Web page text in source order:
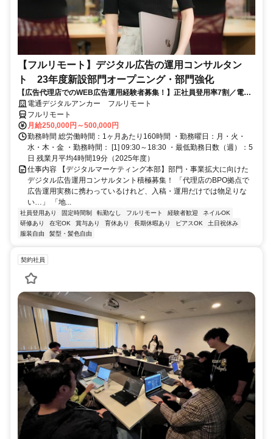
【フルリモート】デジタル広告の運用コンサルタン
ト 23年度新設部門オープニング・部門強化
【広告代理店でのWEB広告運用経験者募集！】正社員登用率7割／電通
G／全国×完全在宅／年休126日・土日祝休み／残業月平均4時間19分
電通デジタルアンカー フルリモート
フルリモート
月給250,000円～500,000円
勤務時間 総労働時間：1ヶ月あたり160時間 ・勤務曜日：月・火・
水・木・金 ・勤務時間： [1] 09:30～18:30 ・最低勤務日数（週）：5
日 残業月平均4時間19分（2025年度）
仕事内容 【デジタルマーケティング本部】部門・事業拡大に向けた
デジタル広告運用コンサルタント積極募集！ 「代理店のBPO拠点で
広告運用実務に携わっているけれど、入稿・運用だけでは物足りな
い…」 「地...
社員登用あり 固定時間制 転勤なし フルリモート 経験者歓迎
ネイルOK
研修あり
在宅OK 賞与あり 育休あり 長期休暇あり ピアスOK
土日祝休み
服装自由
髪型・髪色自由
契約社員